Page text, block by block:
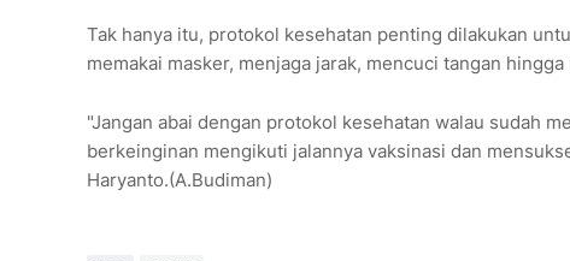
Tak hanya itu, protokol kesehatan penting dilakukan
memakai masker, menjaga jarak, mencuci tangan
"Jangan abai dengan protokol kesehatan walau sudah
berkeinginan mengikuti jalannya vaksinasi dan
Haryanto.(A.Budiman)